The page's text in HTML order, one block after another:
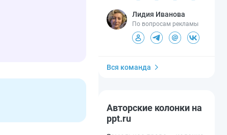
Лидия Иванова
По вопросам рекламы
Вся команда
Авторские колонки на
ppt.ru